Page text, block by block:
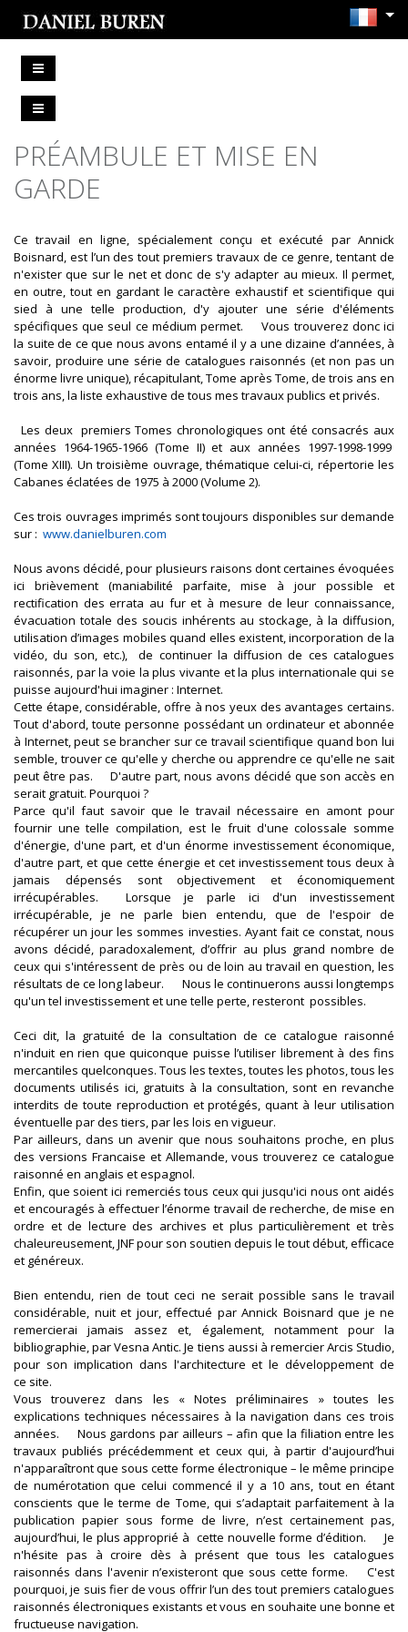
PRÉAMBULE ET MISE EN
GARDE
Ce travail en ligne, spécialement conçu et exécuté par Annick
Boisnard, est l’un des tout premiers travaux de ce genre, tentant de
n'exister que sur le net et donc de s'y adapter au mieux. Il permet,
en outre, tout en gardant le caractère exhaustif et scientifique qui
sied à une telle production, d'y ajouter une série d'éléments
spécifiques que seul ce médium permet. Vous trouverez donc ici
la suite de ce que nous avons entamé il y a une dizaine d’années, à
savoir, produire une série de catalogues raisonnés (et non pas un
énorme livre unique), récapitulant, Tome après Tome, de trois ans en
trois ans, la liste exhaustive de tous mes travaux publics et privés.
Les deux premiers Tomes chronologiques ont été consacrés aux
années 1964-1965-1966 (Tome II) et aux années 1997-1998-1999
(Tome XIII). Un troisième ouvrage, thématique celui-ci, répertorie les
Cabanes éclatées de 1975 à 2000 (Volume 2).
Ces trois ouvrages imprimés sont toujours disponibles sur demande
sur : www.danielburen.com
Nous avons décidé, pour plusieurs raisons dont certaines évoquées
ici brièvement (maniabilité parfaite, mise à jour possible et
rectification des errata au fur et à mesure de leur connaissance,
évacuation totale des soucis inhérents au stockage, à la diffusion,
utilisation d’images mobiles quand elles existent, incorporation de la
vidéo, du son, etc.), de continuer la diffusion de ces catalogues
raisonnés, par la voie la plus vivante et la plus internationale qui se
puisse aujourd'hui imaginer : Internet.
Cette étape, considérable, offre à nos yeux des avantages certains.
Tout d'abord, toute personne possédant un ordinateur et abonnée
à Internet, peut se brancher sur ce travail scientifique quand bon lui
semble, trouver ce qu'elle y cherche ou apprendre ce qu'elle ne sait
peut être pas. D'autre part, nous avons décidé que son accès en
serait gratuit. Pourquoi ?
Parce qu'il faut savoir que le travail nécessaire en amont pour
fournir une telle compilation, est le fruit d'une colossale somme
d'énergie, d'une part, et d'un énorme investissement économique,
d'autre part, et que cette énergie et cet investissement tous deux à
jamais dépensés sont objectivement et économiquement
irrécupérables. Lorsque je parle ici d'un investissement
irrécupérable, je ne parle bien entendu, que de l'espoir de
récupérer un jour les sommes investies. Ayant fait ce constat, nous
avons décidé, paradoxalement, d’offrir au plus grand nombre de
ceux qui s'intéressent de près ou de loin au travail en question, les
résultats de ce long labeur. Nous le continuerons aussi longtemps
qu'un tel investissement et une telle perte, resteront possibles.
Ceci dit, la gratuité de la consultation de ce catalogue raisonné
n'induit en rien que quiconque puisse l’utiliser librement à des fins
mercantiles quelconques. Tous les textes, toutes les photos, tous les
documents utilisés ici, gratuits à la consultation, sont en revanche
interdits de toute reproduction et protégés, quant à leur utilisation
éventuelle par des tiers, par les lois en vigueur.
Par ailleurs, dans un avenir que nous souhaitons proche, en plus
des versions Francaise et Allemande, vous trouverez ce catalogue
raisonné en anglais et espagnol.
Enfin, que soient ici remerciés tous ceux qui jusqu'ici nous ont aidés
et encouragés à effectuer l’énorme travail de recherche, de mise en
ordre et de lecture des archives et plus particulièrement et très
chaleureusement, JNF pour son soutien depuis le tout début, efficace
et généreux.
Bien entendu, rien de tout ceci ne serait possible sans le travail
considérable, nuit et jour, effectué par Annick Boisnard que je ne
remercierai jamais assez et, également, notamment pour la
bibliographie, par Vesna Antic. Je tiens aussi à remercier Arcis Studio,
pour son implication dans l'architecture et le développement de
ce site.
Vous trouverez dans les « Notes préliminaires » toutes les
explications techniques nécessaires à la navigation dans ces trois
années. Nous gardons par ailleurs – afin que la filiation entre les
travaux publiés précédemment et ceux qui, à partir d'aujourd’hui
n'apparaîtront que sous cette forme électronique – le même principe
de numérotation que celui commencé il y a 10 ans, tout en étant
conscients que le terme de Tome, qui s’adaptait parfaitement à la
publication papier sous forme de livre, n’est certainement pas,
aujourd’hui, le plus approprié à cette nouvelle forme d’édition. Je
n'hésite pas à croire dès à présent que tous les catalogues
raisonnés dans l'avenir n’existeront que sous cette forme. C'est
pourquoi, je suis fier de vous offrir l’un des tout premiers catalogues
raisonnés électroniques existants et vous en souhaite une bonne et
fructueuse navigation.